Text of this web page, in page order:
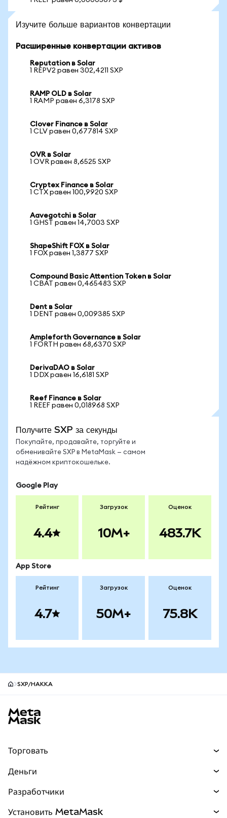
Изучите больше вариантов конвертации
Расширенные конвертации активов
Reputation в Solar
1 REPV2 равен 302,4211 SXP
RAMP OLD в Solar
1 RAMP равен 6,3178 SXP
Clover Finance в Solar
1 CLV равен 0,677814 SXP
OVR в Solar
1 OVR равен 8,6525 SXP
Cryptex Finance в Solar
1 CTX равен 100,9920 SXP
Aavegotchi в Solar
1 GHST равен 14,7003 SXP
ShapeShift FOX в Solar
1 FOX равен 1,3877 SXP
Compound Basic Attention Token в Solar
1 CBAT равен 0,465483 SXP
Dent в Solar
1 DENT равен 0,009385 SXP
Ampleforth Governance в Solar
1 FORTH равен 68,6370 SXP
DerivaDAO в Solar
1 DDX равен 16,6181 SXP
Reef Finance в Solar
1 REEF равен 0,018968 SXP
Получите SXP за секунды
Покупайте, продавайте, торгуйте и
обменивайте SXP в MetaMask — самом
надёжном криптокошельке.
Google Play
Рейтинг
4.4
Загрузок
10M+
Оценок
483.7K
App Store
Рейтинг
4.7
Загрузок
50M+
Оценок
75.8K
SXP/HAKKA
Торговать
Прогнозы
Перпы НОВИНКА
Деньги
Разработчики
Установить MetaMask